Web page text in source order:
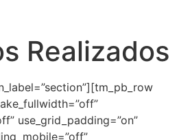
Realizados
use_grid_padding=”on”